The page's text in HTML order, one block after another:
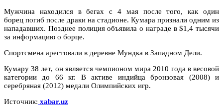
Мужчина находился в бегах с 4 мая после того, как один
борец погиб после драки на стадионе. Кумара признали одним из
нападавших. Позднее полиция объявила о награде в $1,4 тысячи
за информацию о борце.
Спортсмена арестовали в деревне Мундка в Западном Дели.
Кумару 38 лет, он является чемпионом мира 2010 года в весовой
категории до 66 кг. В активе индийца бронзовая (2008) и
серебряная (2012) медали Олимпийских игр.
Источник: xabar.uz